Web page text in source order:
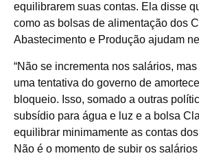
equilibrarem suas contas. Ela disse
como as bolsas de alimentação dos
Abastecimento e Produção ajudam
“Não se incrementa nos salários,
uma tentativa do governo de
bloqueio. Isso, somado a outras
subsídio para água e luz e a bolsa
equilibrar minimamente as contas
Não é o momento de subir os